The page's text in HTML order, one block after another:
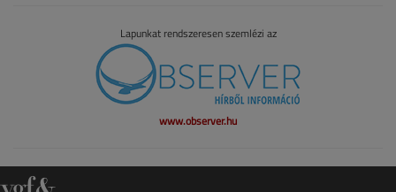
Lapunkat rendszeresen szemlézi az
www.observer.hu